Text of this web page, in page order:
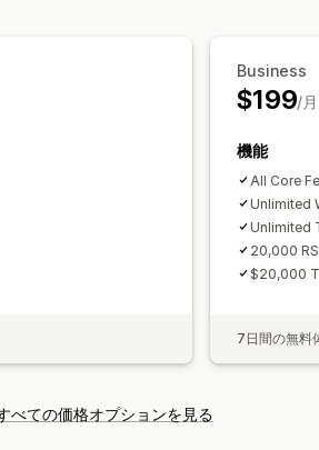
カスタムチケ
カスタムCSS
Business
$199/月
機能
All Core
Unlimited
Unlimited
20,000
$20,000
7日間の無料
べての価格オプションを見る